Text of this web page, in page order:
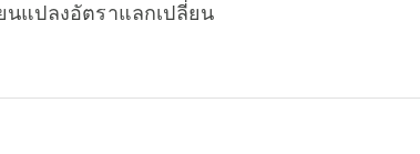
นแปลงอัตราแลกเปลี่ยน